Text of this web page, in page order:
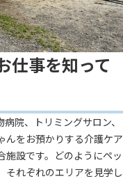
仕事を知って
院、トリミングサロン、
んをお預かりする介護ケア
設です。どのようにペッ
それぞれのエリアを見学し